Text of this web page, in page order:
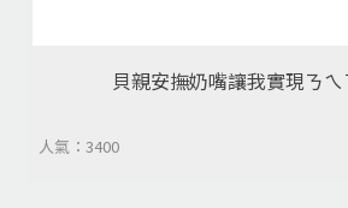
貝親安撫奶嘴讓我實現ㄋ
人氣：3400